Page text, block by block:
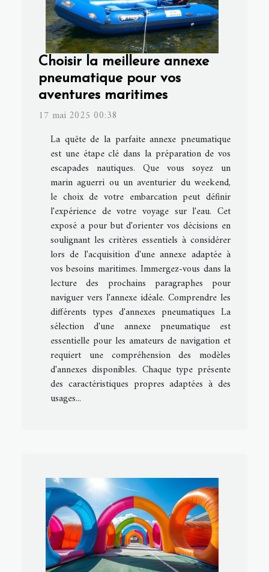
Choisir la meilleure annexe
pneumatique pour vos
aventures maritimes
17 mai 2025 00:38
La quête de la parfaite annexe pneumatique
est une étape clé dans la préparation de vos
escapades nautiques. Que vous soyez un
marin aguerri ou un aventurier du weekend,
le choix de votre embarcation peut définir
l'expérience de votre voyage sur l'eau. Cet
exposé a pour but d'orienter vos décisions en
soulignant les critères essentiels à considérer
lors de l'acquisition d'une annexe adaptée à
vos besoins maritimes. Immergez-vous dans la
lecture des prochains paragraphes pour
naviguer vers l'annexe idéale. Comprendre les
différents types d'annexes pneumatiques La
sélection d'une annexe pneumatique est
essentielle pour les amateurs de navigation et
requiert une compréhension des modèles
d'annexes disponibles. Chaque type présente
des caractéristiques propres adaptées à des
usages...